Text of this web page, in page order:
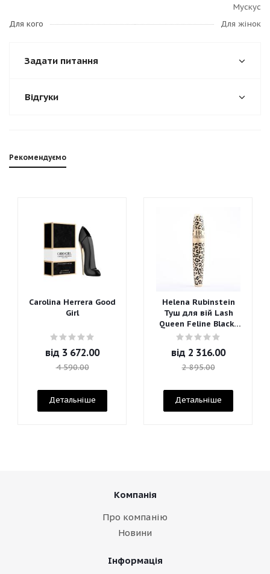
Мускус
Для кого
Для жінок
Задати питання
Відгуки
Рекомендуємо
Carolina Herrera Good
Girl
від 3 672.00
4 590.00
Детальніше
Helena Rubinstein
Туш для вій Lash
Queen Feline Blacks
Mascara
від 2 316.00
2 895.00
Детальніше
Компанія
Про компанію
Новини
Інформація